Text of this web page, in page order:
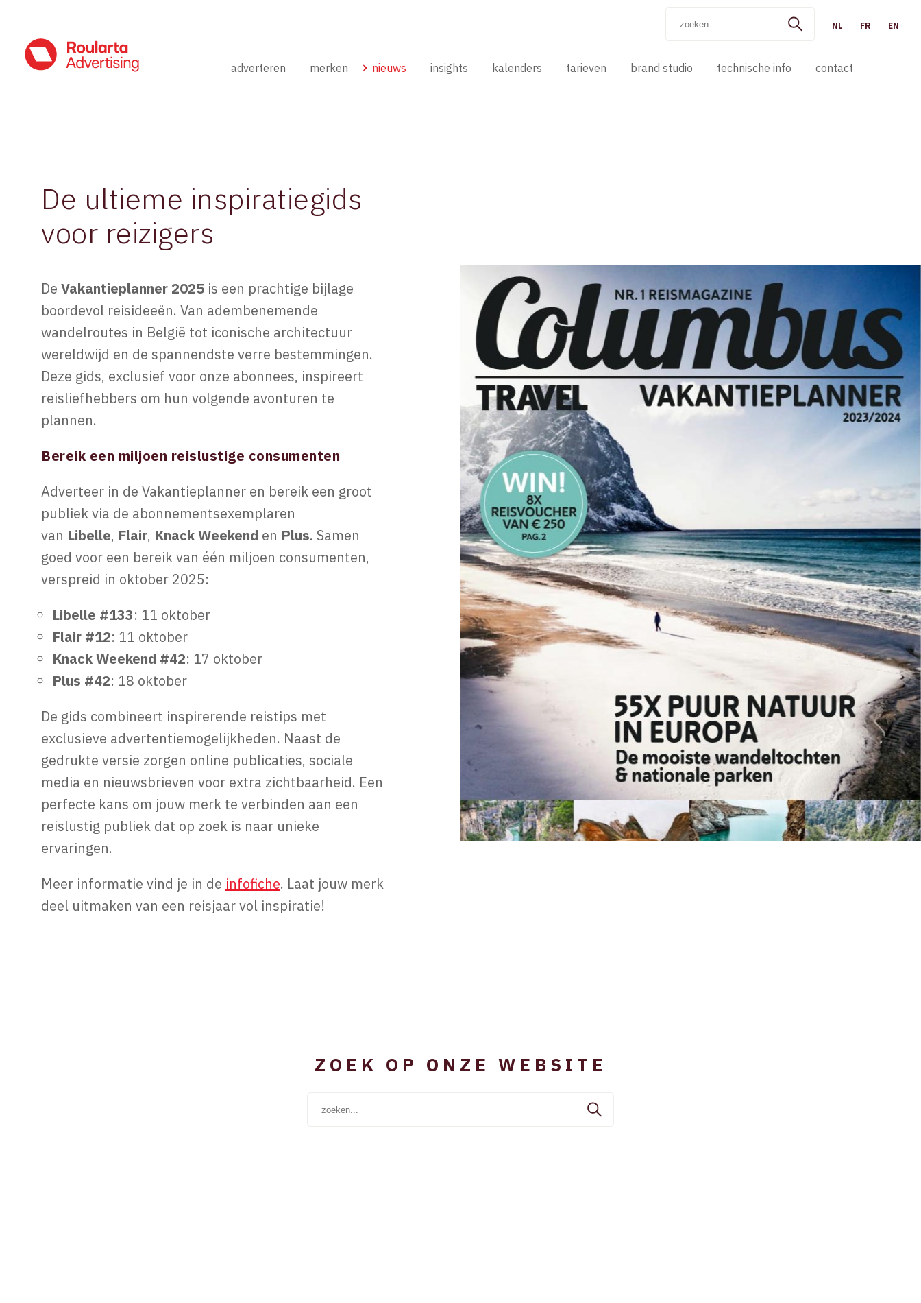
NL FR EN
adverteren merken nieuws insights kalenders tarieven brand studio technische info contact
De ultieme inspiratiegids
voor reizigers
De Vakantieplanner 2025 is een prachtige bijlage
boordevol reisideeën. Van adembenemende
wandelroutes in België tot iconische architectuur
wereldwijd en de spannendste verre bestemmingen.
Deze gids, exclusief voor onze abonnees, inspireert
reisliefhebbers om hun volgende avonturen te
plannen.
Bereik een miljoen reislustige consumenten
Adverteer in de Vakantieplanner en bereik een groot
publiek via de abonnementsexemplaren
van Libelle, Flair, Knack Weekend en Plus. Samen
goed voor een bereik van één miljoen consumenten,
verspreid in oktober 2025:
Libelle #133: 11 oktober
Flair #12: 11 oktober
Knack Weekend #42: 17 oktober
Plus #42: 18 oktober
De gids combineert inspirerende reistips met
exclusieve advertentiemogelijkheden. Naast de
gedrukte versie zorgen online publicaties, sociale
media en nieuwsbrieven voor extra zichtbaarheid. Een
perfecte kans om jouw merk te verbinden aan een
reislustig publiek dat op zoek is naar unieke
ervaringen.
Meer informatie vind je in de infofiche. Laat jouw merk
deel uitmaken van een reisjaar vol inspiratie!
ZOEK OP ONZE WEBSITE